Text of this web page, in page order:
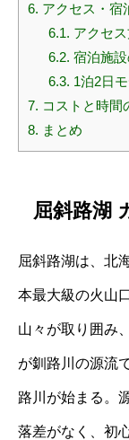
6. アクセス・宿
6.1. アクセ
6.2. 宿泊施
6.3. 1泊2日
7. コストと時間
8. まとめ
屈斜路湖
屈斜路湖は、北
本最大級の火山
山々が取り囲み
が釧路川の源流
路川が始まる。
落差がなく、初